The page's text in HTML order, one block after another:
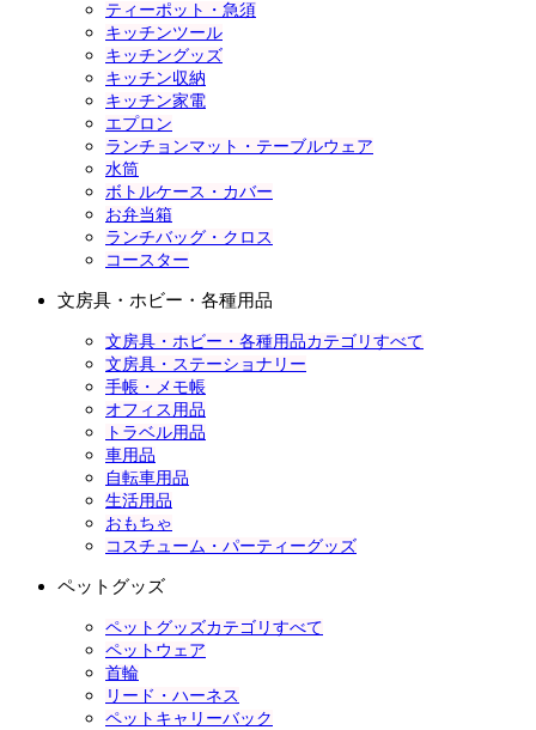
ティーポット・急須
キッチンツール
キッチングッズ
キッチン収納
キッチン家電
エプロン
ランチョンマット・テーブルウェア
水筒
ボトルケース・カバー
お弁当箱
ランチバッグ・クロス
コースター
文房具・ホビー・各種用品
文房具・ホビー・各種用品カテゴリすべて
文房具・ステーショナリー
手帳・メモ帳
オフィス用品
トラベル用品
車用品
自転車用品
生活用品
おもちゃ
コスチューム・パーティーグッズ
ペットグッズ
ペットグッズカテゴリすべて
ペットウェア
首輪
リード・ハーネス
ペットキャリーバック